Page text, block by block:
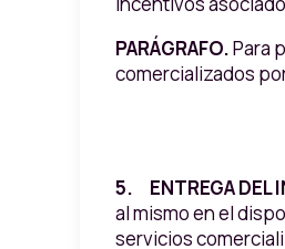
PARÁGRAFO.Para
comercializados
5. ENTREGA DEL
al mismo en el
servicios